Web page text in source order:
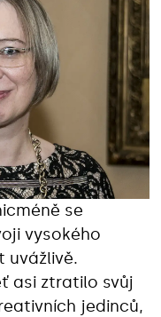
se
vysokého
uvážlivě.
asi ztratilo svůj
jedinců,